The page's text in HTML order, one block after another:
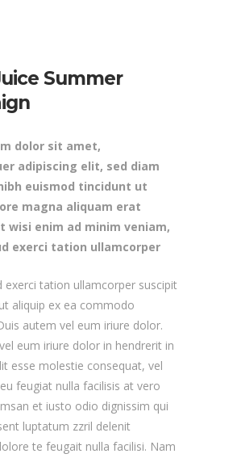
Summer
dolor sit amet,
adipiscing elit, sed diam
euismod tincidunt ut
magna aliquam erat
wisi enim ad minim veniam,
exerci tation ullamcorper
exerci tation ullamcorper suscipit
aliquip ex ea commodo
autem vel eum iriure dolor.
eum iriure dolor in hendrerit in
esse molestie consequat, vel
feugiat nulla facilisis at vero
et iusto odio dignissim qui
luptatum zzril delenit
te feugait nulla facilisi. Nam